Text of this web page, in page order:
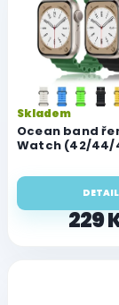
Ocean band
Watch (42/
Skladem
229
DETAIL